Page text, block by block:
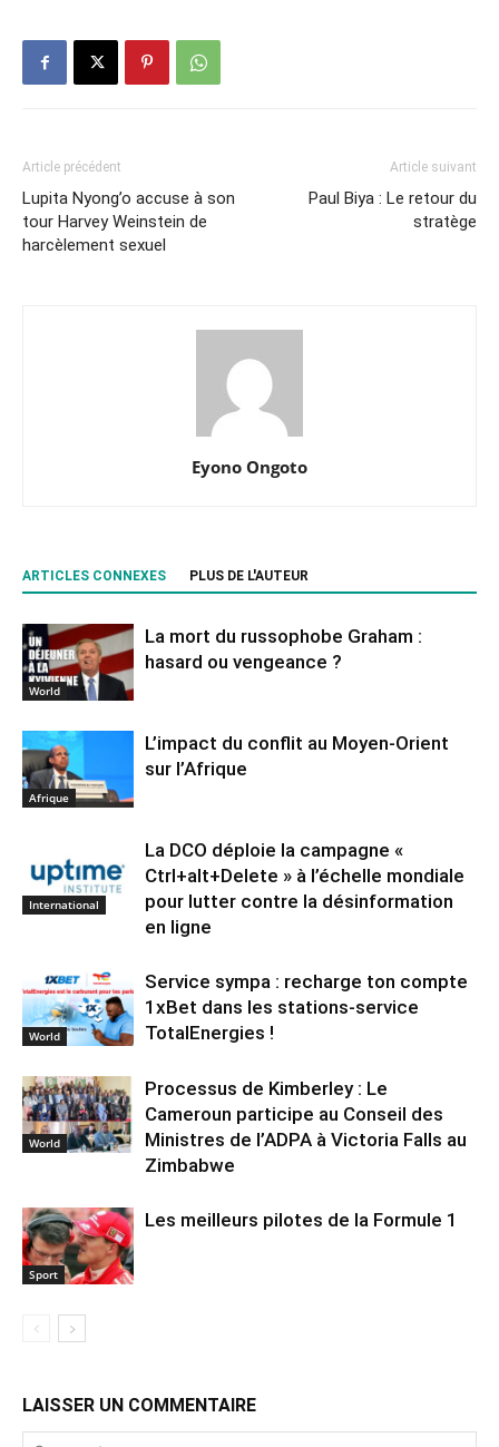
Article précédent
Lupita Nyong’o accuse à son
tour Harvey Weinstein de
harcèlement sexuel
Article suivant
Paul Biya : Le retour du
stratège
Eyono Ongoto
ARTICLES CONNEXES PLUS DE L'AUTEUR
World
La mort du russophobe Graham :
hasard ou vengeance ?
Afrique
L’impact du conflit au Moyen-Orient
sur l’Afrique
International
La DCO déploie la campagne «
Ctrl+alt+Delete » à l’échelle mondiale
pour lutter contre la désinformation
en ligne
World
Service sympa : recharge ton compte
1xBet dans les stations-service
TotalEnergies !
World
Processus de Kimberley : Le
Cameroun participe au Conseil des
Ministres de l’ADPA à Victoria Falls au
Zimbabwe
Sport
Les meilleurs pilotes de la Formule 1
LAISSER UN COMMENTAIRE